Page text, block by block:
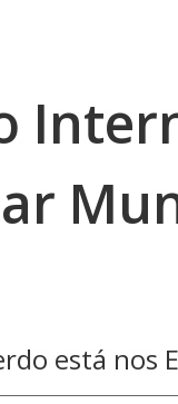
está nos